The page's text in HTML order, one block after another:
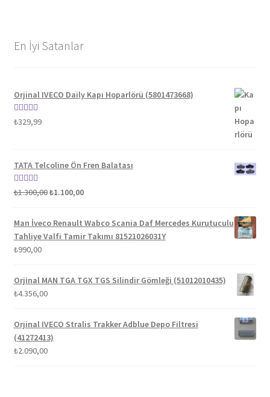
En İyi Satanlar
Orjinal IVECO Daily Kapı Hoparlörü (5801473668)
5 üzerinden
₺329,99
TATA Telcoline Ön Fren Balatası
5 üzerinden
₺1.300,00Orijinal
₺1.300,00.
₺1.100,00Şu
fiyat:
₺1.100,00.
Man İveco Renault Wabco Scania Daf Mercedes Kurutuculu
Tahliye Valfi Tamir Takımı 81521026031Y
₺990,00
Orjinal MAN TGA TGX TGS Silindir Gömleği (51012010435)
₺4.356,00
Orjinal IVECO Stralis Trakker Adblue Depo Filtresi
(41272413)
₺2.090,00